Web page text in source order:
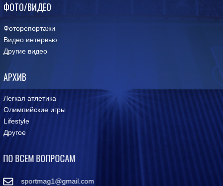
ФОТО/ВИДЕО
Фоторепортажи
Видео интервью
Другие видео
АРХИВ
Легкая атлетика
Олимпийские игры
Lifestyle
Другое
ПО ВСЕМ ВОПРОСАМ
sportmag1@gmail.com